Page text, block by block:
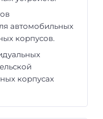
автомобильных
корпусов.
корпусах